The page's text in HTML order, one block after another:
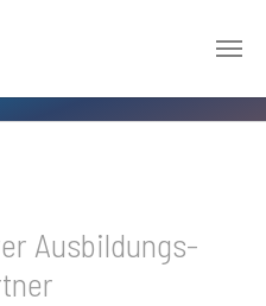
Ausbildungs-